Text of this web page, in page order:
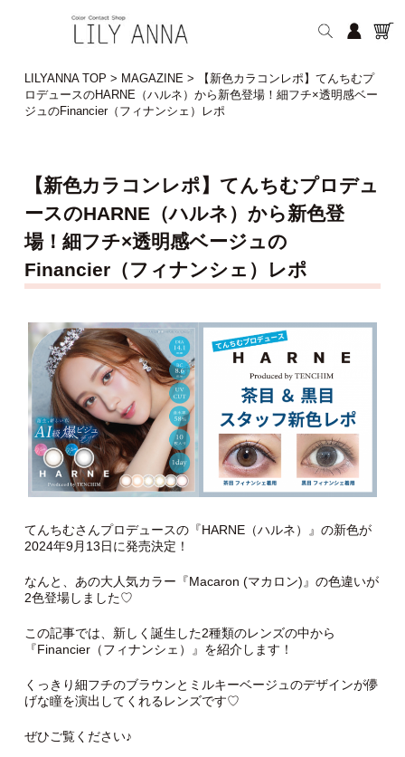
LILYANNA TOP > MAGAZINE>
【新色カラコンレポ】てんちむプ
ロデュースのHARNE（ハルネ）から新色登場！細フチ×透明感ベー
ジュのFinancier（フィナンシェ）レポ
【新色カラコンレポ】てんちむプロデュ
ースのHARNE（ハルネ）から新色登
場！細フチ×透明感ベージュの
Financier（フィナンシェ）レポ
てんちむさんプロデュースの『HARNE（ハルネ）』の新色が
2024年9月13日に発売決定！
なんと、あの大人気カラー『Macaron (マカロン)』の色違いが
2色登場しました♡
この記事では、新しく誕生した2種類のレンズの中から
『Financier（フィナンシェ）』を紹介します！
くっきり細フチのブラウンとミルキーベージュのデザインが儚
げな瞳を演出してくれるレンズです♡
ぜひご覧ください♪